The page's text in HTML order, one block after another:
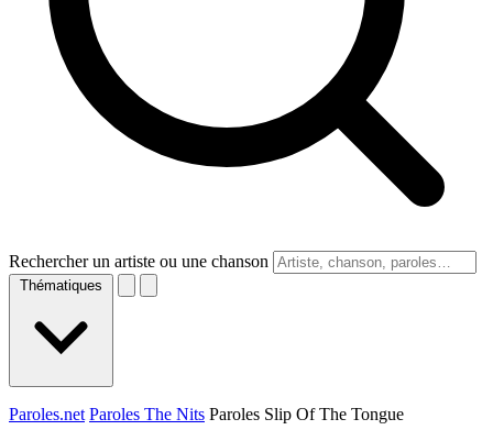
Rechercher un artiste ou une chanson
Thématiques
Paroles.net Paroles The Nits Paroles Slip Of The Tongue